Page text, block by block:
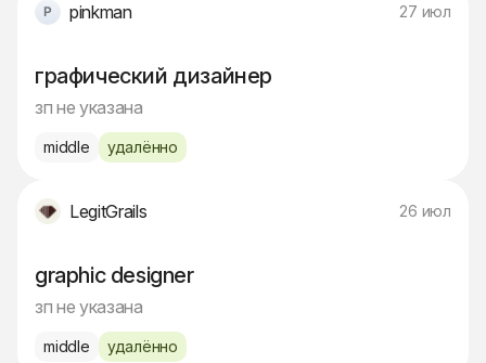
pinkman 27 июл
графический дизайнер
зп не указана
middle удалённо
LegitGrails 26 июл
graphic designer
зп не указана
middle удалённо